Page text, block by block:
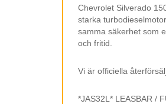
Höghastighets USB-
laddning
Ventilerade framstolar
Chevrolet Silverado
starka
samma säkerhet som
och fritid.
Vi är officiella
*JAS32L* LEASBAR /